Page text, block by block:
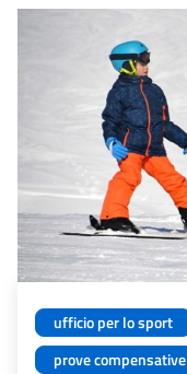
ufficio per lo sport
prove compensative